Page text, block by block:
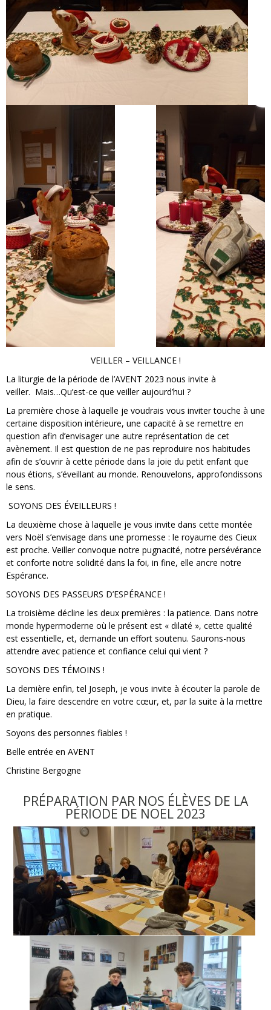
VEILLER – VEILLANCE !
La liturgie de la période de l’AVENT 2023 nous invite à
veiller. Mais…Qu’est-ce que veiller aujourd’hui ?
La première chose à laquelle je voudrais vous inviter touche à une
certaine disposition intérieure, une capacité à se remettre en
question afin d’envisager une autre représentation de cet
avènement. Il est question de ne pas reproduire nos habitudes
afin de s’ouvrir à cette période dans la joie du petit enfant que
nous étions, s’éveillant au monde. Renouvelons, approfondissons
le sens.
SOYONS DES ÉVEILLEURS !
La deuxième chose à laquelle je vous invite dans cette montée
vers Noël s’envisage dans une promesse : le royaume des Cieux
est proche. Veiller convoque notre pugnacité, notre persévérance
et conforte notre solidité dans la foi, in fine, elle ancre notre
Espérance.
SOYONS DES PASSEURS D’ESPÉRANCE !
La troisième décline les deux premières : la patience. Dans notre
monde hypermoderne où le présent est « dilaté », cette qualité
est essentielle, et, demande un effort soutenu. Saurons-nous
attendre avec patience et confiance celui qui vient ?
SOYONS DES TÉMOINS !
La dernière enfin, tel Joseph, je vous invite à écouter la parole de
Dieu, la faire descendre en votre cœur, et, par la suite à la mettre
en pratique.
Soyons des personnes fiables !
Belle entrée en AVENT
Christine Bergogne
PRÉPARATION PAR NOS ÉLÈVES DE LA
PÉRIODE DE NOEL 2023